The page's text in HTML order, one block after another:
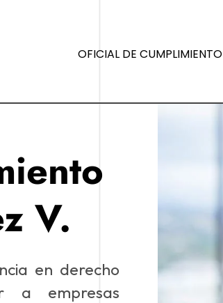
OFICIAL DE CUMPLIMIENTO
V.
en derecho
a empresas